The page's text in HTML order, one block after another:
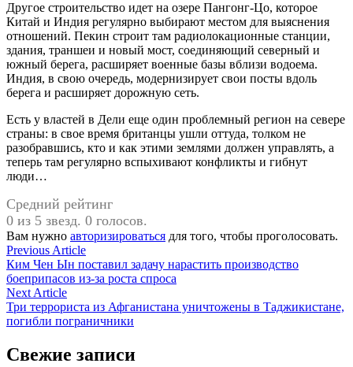
Другое строительство идет на озере Пангонг-Цо, которое
Китай и Индия регулярно выбирают местом для выяснения
отношений. Пекин строит там радиолокационные станции,
здания, траншеи и новый мост, соединяющий северный и
южный берега, расширяет военные базы вблизи водоема.
Индия, в свою очередь, модернизирует свои посты вдоль
берега и расширяет дорожную сеть.
Есть у властей в Дели еще один проблемный регион на севере
страны: в свое время британцы ушли оттуда, толком не
разобравшись, кто и как этими землями должен управлять, а
теперь там регулярно вспыхивают конфликты и гибнут
люди…
Средний рейтинг
0 из 5 звезд. 0 голосов.
Вам нужно авторизироваться для того, чтобы проголосовать.
Навигация
по
записям
Previous ArticlePrevious
article:
Ким Чен Ын поставил задачу нарастить производство
боеприпасов из-за роста спроса
Next ArticleNext
article:
Три террориста из Афганистана уничтожены в Таджикистане,
погибли пограничники
Свежие записи